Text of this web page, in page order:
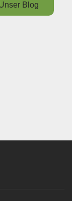
Blog